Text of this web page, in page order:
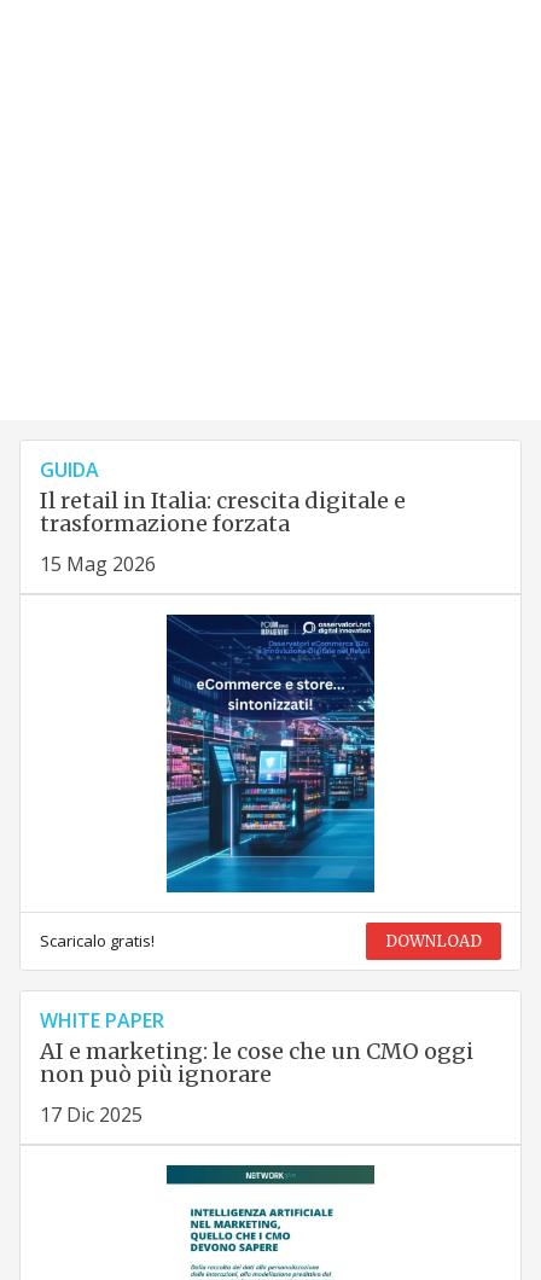
GUIDA
Il retail in Italia: crescita digitale e
trasformazione forzata
15 Mag 2026
Scaricalo gratis! DOWNLOAD
WHITE PAPER
AI e marketing: le cose che un CMO oggi
non può più ignorare
17 Dic 2025